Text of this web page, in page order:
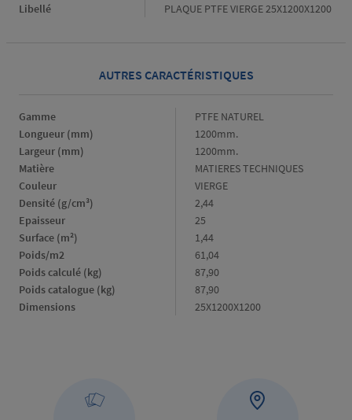
Libellé
PLAQUE PTFE VIERGE 25X1200X1200
AUTRES CARACTÉRISTIQUES
Gamme Gamme
PTFE NATUREL
Longueur (mm)
Longueur
(mm)
1200mm.
Largeur (mm)
Largeur
(mm)
1200mm.
Matière
Matière
MATIERES TECHNIQUES
Couleur
Couleur
VIERGE
Densité (g/cm³)
Densité
(g/cm³)
2,44
Epaisseur
Epaisseur
25
Surface (m²)
Surface
(m²)
1,44
Poids/m2
Poids/m2
61,04
Poids calculé (kg)
Poids
calculé
(kg)
87,90
Poids catalogue (kg)
Poids
catalogue
(kg)
87,90
Dimensions
Dimensions
25X1200X1200